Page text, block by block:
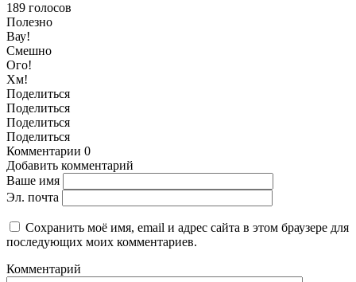
189 голосов
Полезно
Вау!
Смешно
Ого!
Хм!
Поделиться
Поделиться
Поделиться
Поделиться
Комментарии 0
Добавить комментарий
Ваше имя
Эл. почта
Сохранить моё имя, email и адрес сайта в этом браузере для
последующих моих комментариев.
Комментарий